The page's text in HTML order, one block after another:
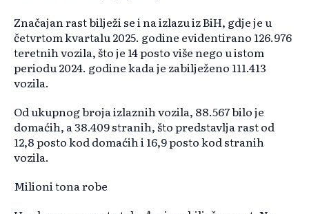
Značajan rast bilježi se i na izlazu iz BiH, gdje je u
četvrtom kvartalu 2025. godine evidentirano 126.976
teretnih vozila, što je 14 posto više nego u istom
periodu 2024. godine kada je zabilježeno 111.413
vozila.
Od ukupnog broja izlaznih vozila, 88.567 bilo je
domaćih, a 38.409 stranih, što predstavlja rast od
12,8 posto kod domaćih i 16,9 posto kod stranih
vozila.
Milioni tona robe